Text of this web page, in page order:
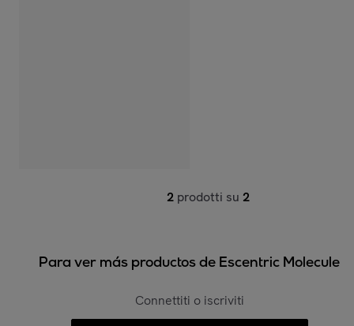
2 prodotti su 2
Para ver más productos de Escentric Molecule
Connettiti o iscriviti